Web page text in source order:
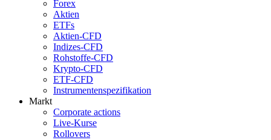
Forex
Aktien
ETFs
Aktien-CFD
Indizes-CFD
Rohstoffe-CFD
Krypto-CFD
ETF-CFD
Instrumentenspezifikation
Markt
Corporate actions
Live-Kurse
Rollovers